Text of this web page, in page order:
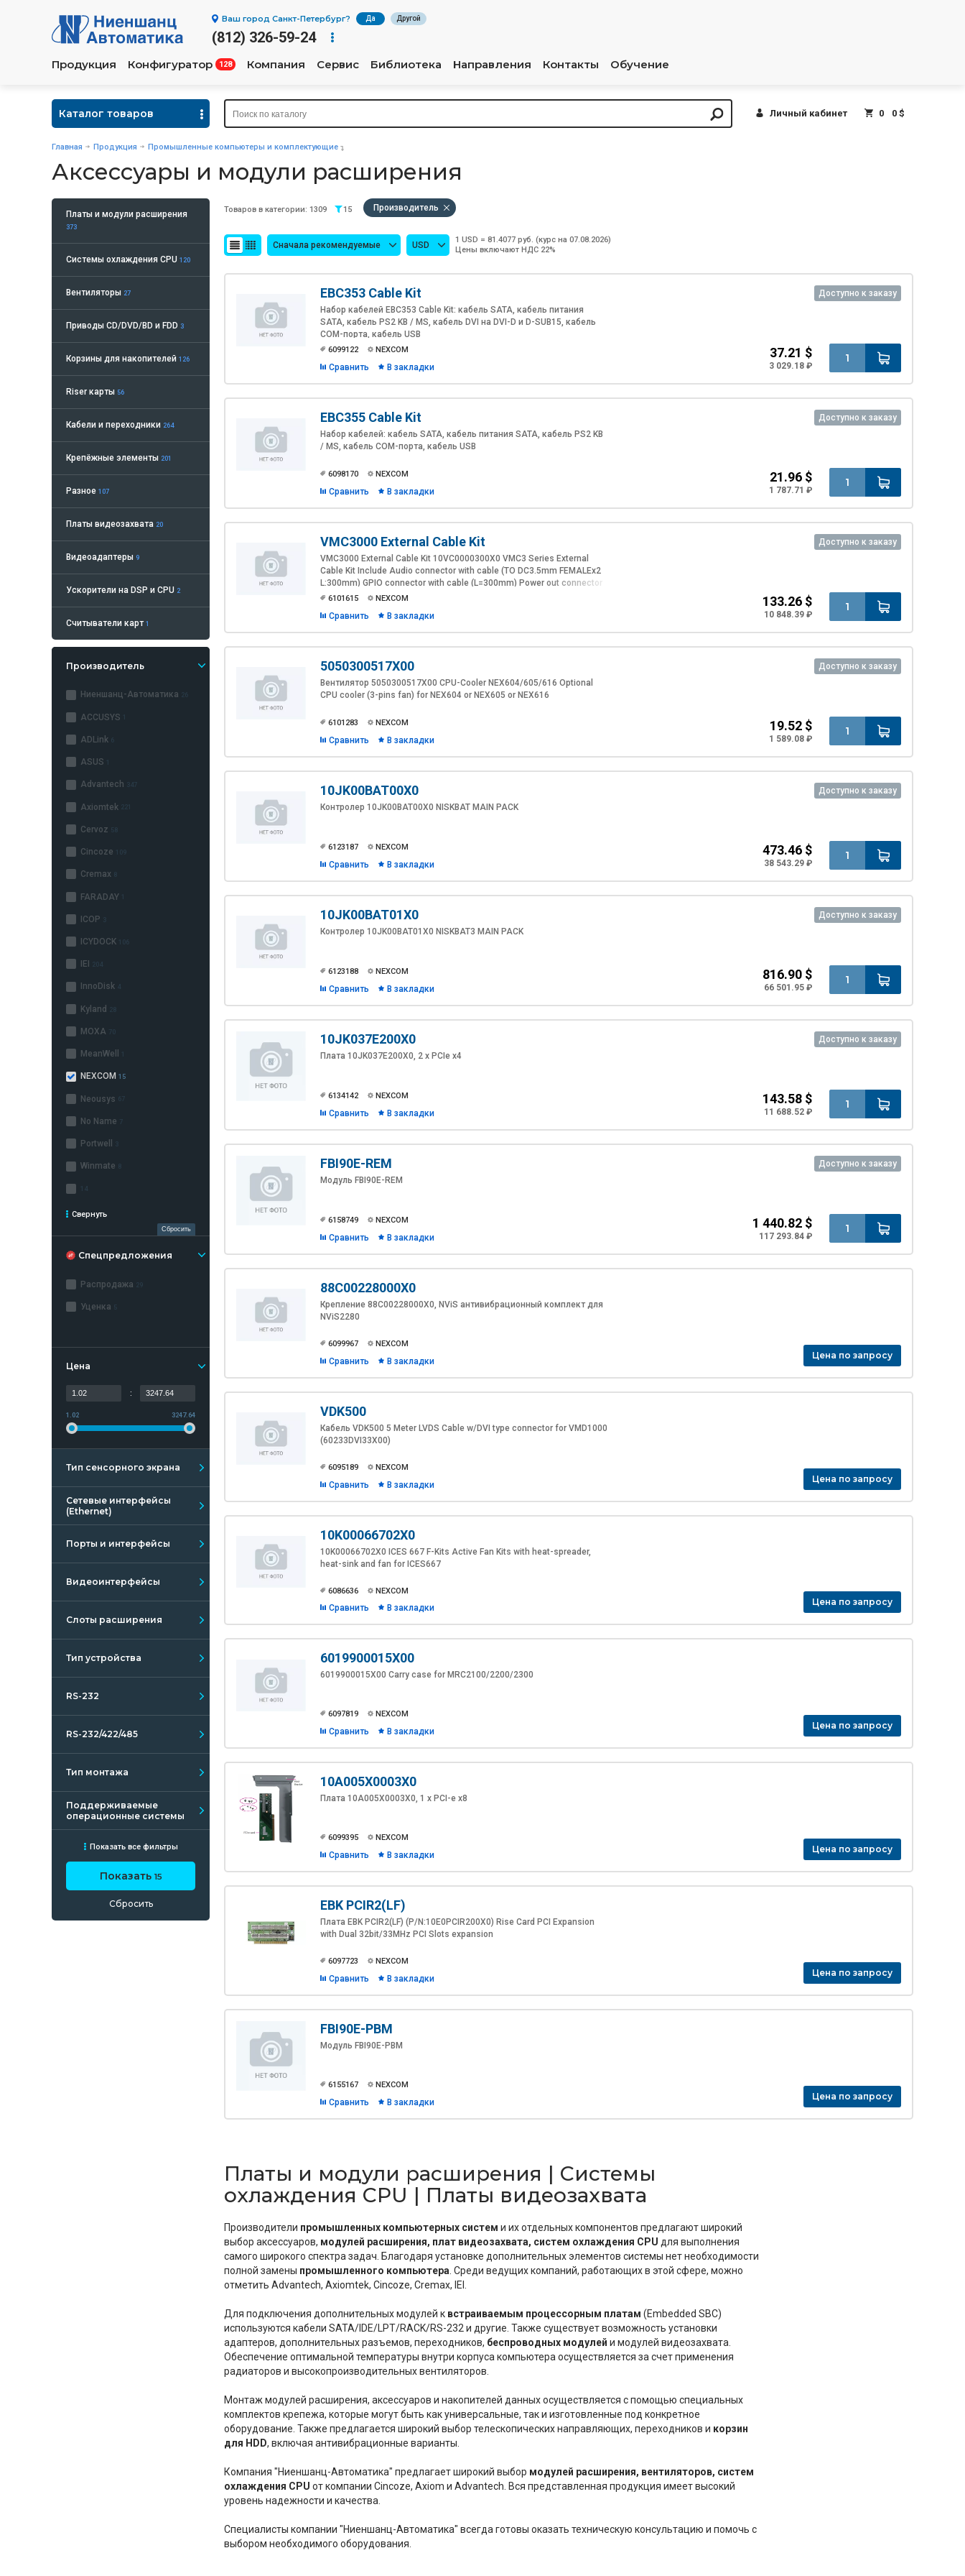
Ваш город Санкт-Петербург? Да Другой
(812) 326-59-24
Продукция Конфигуратор 128 Компания Сервис Библиотека Направления Контакты Обучение
Каталог товаров Личный кабинет 0 0 $
Главная Продукция Промышленные компьютеры и комплектующие
Аксессуары и модули расширения
Платы и модули расширения
373
Системы охлаждения CPU 120
Вентиляторы 27
Приводы CD/DVD/BD и FDD 3
Корзины для накопителей 126
Riser карты 56
Кабели и переходники 264
Крепёжные элементы 201
Разное 107
Платы видеозахвата 20
Видеоадаптеры 9
Ускорители на DSP и CPU 2
Считыватели карт 1
Производитель
Ниеншанц-Автоматика 26
ACCUSYS
ADLink 6
ASUS
Advantech 347
Axiomtek 221
Cervoz 58
Cincoze 109
Cremax 8
FARADAY
ICOP 3
ICYDOCK 106
IEI 204
InnoDisk 4
Kyland 28
MOXA 70
MeanWell
NEXCOM 15
Neousys 67
No Name 7
Portwell 3
Winmate 8
14
Свернуть
Сбросить
Спецпредложения
Распродажа 29
Уценка
Цена
:
1.02 3247.64
Тип сенсорного экрана
Сетевые интерфейсы
(Ethernet)
Порты и интерфейсы
Видеоинтерфейсы
Слоты расширения
Тип устройства
RS-232
RS-232/422/485
Тип монтажа
Поддерживаемые
операционные системы
Показать все фильтры
Показать 15
Сбросить
Товаров в категории: 1309 15 Производитель
Сначала рекомендуемые USD
1 USD = 81.4077 руб. (курс на 07.08.2026)
Цены включают НДС 22%
Доступно к заказу
EBC353 Cable Kit
Набор кабелей EBC353 Cable Kit: кабель SATA, кабель питания
SATA, кабель PS2 KB / MS, кабель DVI на DVI-D и D-SUB15, кабель
COM-порта, кабель USB
6099122 NEXCOM
Сравнить В закладки
37.21 $
3 029.18 ₽
Доступно к заказу
EBC355 Cable Kit
Набор кабелей: кабель SATA, кабель питания SATA, кабель PS2 KB
/ MS, кабель COM-порта, кабель USB
6098170 NEXCOM
Сравнить В закладки
21.96 $
1 787.71 ₽
Доступно к заказу
VMC3000 External Cable Kit
VMC3000 External Cable Kit 10VC0000300X0 VMC3 Series External
Cable Kit Include Audio connector with cable (TO DC3.5mm FEMALEx2
L:300mm) GPIO connector with cable (L=300mm) Power out connector
with cable (L=300mm, for 5V, 12V output and SMBus)
6101615 NEXCOM
Сравнить В закладки
133.26 $
10 848.39 ₽
Доступно к заказу
5050300517X00
Вентилятор 5050300517X00 CPU-Cooler NEX604/605/616 Optional
CPU cooler (3-pins fan) for NEX604 or NEX605 or NEX616
6101283 NEXCOM
Сравнить В закладки
19.52 $
1 589.08 ₽
Доступно к заказу
10JK00BAT00X0
Контролер 10JK00BAT00X0 NISKBAT MAIN PACK
6123187 NEXCOM
Сравнить В закладки
473.46 $
38 543.29 ₽
Доступно к заказу
10JK00BAT01X0
Контролер 10JK00BAT01X0 NISKBAT3 MAIN PACK
6123188 NEXCOM
Сравнить В закладки
816.90 $
66 501.95 ₽
Доступно к заказу
10JK037E200X0
Плата 10JK037E200X0, 2 х PCIe x4
6134142 NEXCOM
Сравнить В закладки
143.58 $
11 688.52 ₽
Доступно к заказу
FBI90E-REM
Модуль FBI90E-REM
6158749 NEXCOM
Сравнить В закладки
1 440.82 $
117 293.84 ₽
88C00228000X0
Крепление 88C00228000X0, NViS антивибрационный комплект для
NViS2280
6099967 NEXCOM
Сравнить В закладки
Цена по запросу
VDK500
Кабель VDK500 5 Meter LVDS Cable w/DVI type connector for VMD1000
(60233DVI33X00)
6095189 NEXCOM
Сравнить В закладки
Цена по запросу
10K00066702X0
10K00066702X0 ICES 667 F-Kits Active Fan Kits with heat-spreader,
heat-sink and fan for ICES667
6086636 NEXCOM
Сравнить В закладки
Цена по запросу
6019900015X00
6019900015X00 Carry case for MRC2100/2200/2300
6097819 NEXCOM
Сравнить В закладки
Цена по запросу
10A005X0003X0
Плата 10A005X0003X0, 1 х PCI-e x8
6099395 NEXCOM
Сравнить В закладки
Цена по запросу
EBK PCIR2(LF)
Плата EBK PCIR2(LF) (P/N:10E0PCIR200X0) Rise Card PCI Expansion
with Dual 32bit/33MHz PCI Slots expansion
6097723 NEXCOM
Сравнить В закладки
Цена по запросу
FBI90E-PBM
Модуль FBI90E-PBM
6155167 NEXCOM
Сравнить В закладки
Цена по запросу
Платы и модули расширения | Системы
охлаждения CPU | Платы видеозахвата
Производители промышленных компьютерных систем и их отдельных компонентов предлагают широкий
выбор аксессуаров, модулей расширения, плат видеозахвата, систем охлаждения CPU для выполнения
самого широкого спектра задач. Благодаря установке дополнительных элементов системы нет необходимости
полной замены промышленного компьютера . Среди ведущих компаний, работающих в этой сфере, можно
отметить Advantech, Axiomtek, Cincoze, Cremax, IEI.
Для подключения дополнительных модулей к встраиваемым процессорным платам (Embedded SBC)
используются кабели SATA/IDE/LPT/RACK/RS-232 и другие. Также существует возможность установки
адаптеров, дополнительных разъемов, переходников, беспроводных модулей и модулей видеозахвата.
Обеспечение оптимальной температуры внутри корпуса компьютера осуществляется за счет применения
радиаторов и высокопроизводительных вентиляторов.
Монтаж модулей расширения, аксессуаров и накопителей данных осуществляется с помощью специальных
комплектов крепежа, которые могут быть как универсальные, так и изготовленные под конкретное
оборудование. Также предлагается широкий выбор телескопических направляющих, переходников и корзин
для HDD, включая антивибрационные варианты.
Компания "Ниеншанц-Автоматика" предлагает широкий выбор модулей расширения, вентиляторов, систем
охлаждения CPU от компании Cincoze, Axiom и Advantech. Вся представленная продукция имеет высокий
уровень надежности и качества.
Специалисты компании "Ниеншанц-Автоматика" всегда готовы оказать техническую консультацию и помочь с
выбором необходимого оборудования.